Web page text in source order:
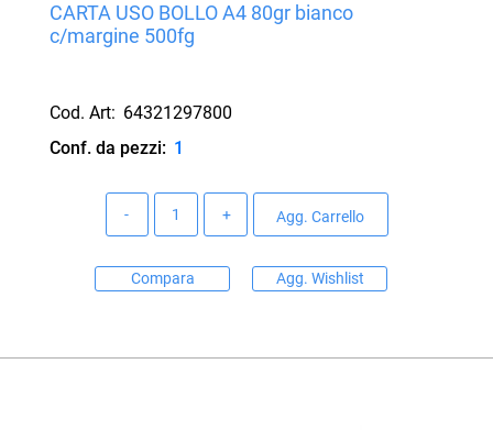
CARTA USO BOLLO A4 80gr bianco
c/margine 500fg
Cod. Art: 64321297800
Conf. da pezzi: 1
Agg. Carrello
Compara Agg. Wishlist